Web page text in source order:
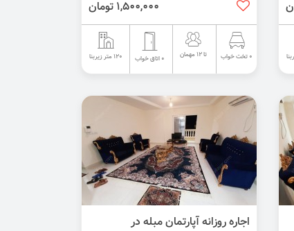
1,500,000 تومان
0 تخت خواب تا 12 مهمان 0 اتاق خواب 120 متر زیربنا
اجاره روزانه آپارتمان مبله در